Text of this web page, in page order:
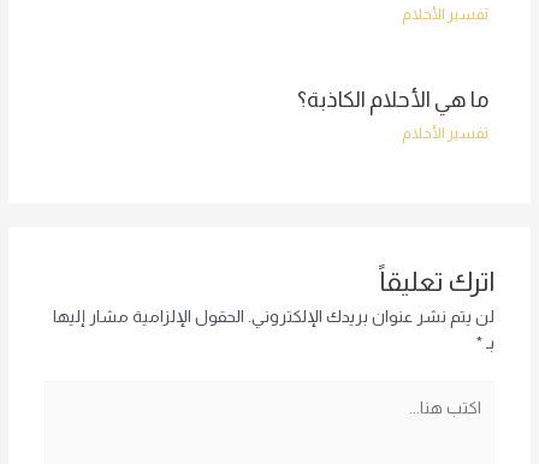
تفسير الأحلام
ما هي الأحلام الكاذبة؟
تفسير الأحلام
اترك تعليقاً
لن يتم نشر عنوان بريدك الإلكتروني.
الحقول الإلزامية مشار إليها
بـ *
هنا...